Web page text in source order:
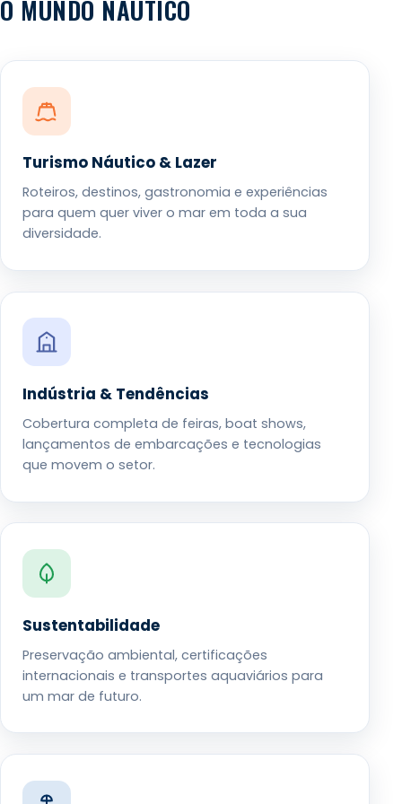
O MUNDO NÁUTICO
Turismo Náutico & Lazer
Roteiros, destinos, gastronomia e experiências
para quem quer viver o mar em toda a sua
diversidade.
Indústria & Tendências
Cobertura completa de feiras, boat shows,
lançamentos de embarcações e tecnologias
que movem o setor.
Sustentabilidade
Preservação ambiental, certificações
internacionais e transportes aquaviários para
um mar de futuro.